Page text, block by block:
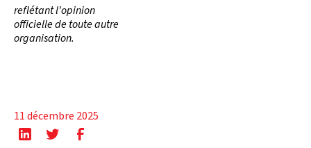
reflétant l'opinion
officielle de toute autre
organisation.
11 décembre 2025